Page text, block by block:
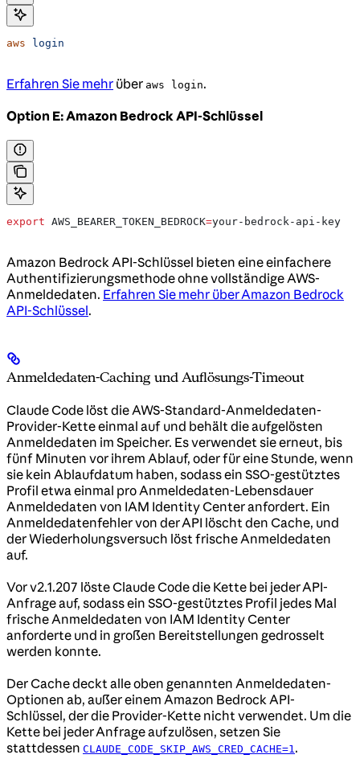
aws login
Erfahren Sie mehr über aws login.
Option E: Amazon Bedrock API-Schlüssel
export AWS_BEARER_TOKEN_BEDROCK=your-bedrock-api-key
Amazon Bedrock API-Schlüssel bieten eine einfachere
Authentifizierungsmethode ohne vollständige AWS-
Anmeldedaten. Erfahren Sie mehr über Amazon Bedrock
API-Schlüssel.
Anmeldedaten-Caching und Auflösungs-Timeout
Claude Code löst die AWS-Standard-Anmeldedaten-
Provider-Kette einmal auf und behält die aufgelösten
Anmeldedaten im Speicher. Es verwendet sie erneut, bis
fünf Minuten vor ihrem Ablauf, oder für eine Stunde, wenn
sie kein Ablaufdatum haben, sodass ein SSO-gestütztes
Profil etwa einmal pro Anmeldedaten-Lebensdauer
Anmeldedaten von IAM Identity Center anfordert. Ein
Anmeldedatenfehler von der API löscht den Cache, und
der Wiederholungsversuch löst frische Anmeldedaten
auf.
Vor v2.1.207 löste Claude Code die Kette bei jeder API-
Anfrage auf, sodass ein SSO-gestütztes Profil jedes Mal
frische Anmeldedaten von IAM Identity Center
anforderte und in großen Bereitstellungen gedrosselt
werden konnte.
Der Cache deckt alle oben genannten Anmeldedaten-
Optionen ab, außer einem Amazon Bedrock API-
Schlüssel, der die Provider-Kette nicht verwendet. Um die
Kette bei jeder Anfrage aufzulösen, setzen Sie
stattdessen CLAUDE_CODE_SKIP_AWS_CRED_CACHE=1.